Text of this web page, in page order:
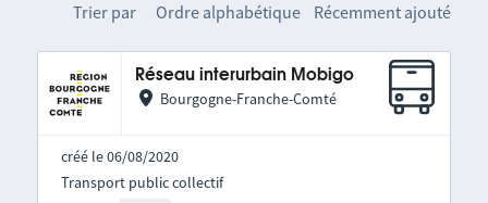
Trier par Ordre alphabétique Récemment ajouté
Réseau interurbain Mobigo
Bourgogne-Franche-Comté
créé le 06/08/2020
Transport public collectif